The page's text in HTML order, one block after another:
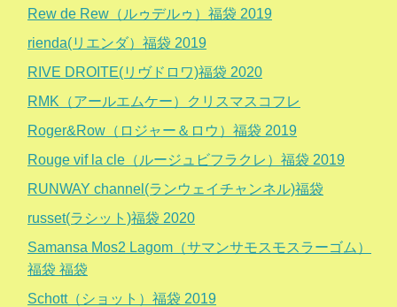
Rew de Rew（ルゥデルゥ）福袋 2019
rienda(リエンダ）福袋 2019
RIVE DROITE(リヴドロワ)福袋 2020
RMK（アールエムケー）クリスマスコフレ
Roger&Row（ロジャー＆ロウ）福袋 2019
Rouge vif la cle（ルージュビフラクレ）福袋 2019
RUNWAY channel(ランウェイチャンネル)福袋
russet(ラシット)福袋 2020
Samansa Mos2 Lagom（サマンサモスモスラーゴム）
福袋 福袋
Schott（ショット）福袋 2019